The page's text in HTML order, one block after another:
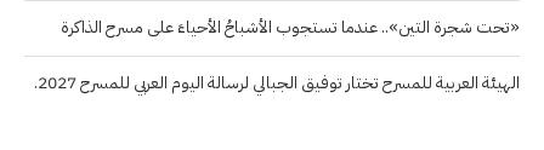
«تحت شجرة التين».. عندما تستجوب الأشباحُ الأحياءَ على مسرح الذاكرة
الهيئة العربية للمسرح تختار توفيق الجبالي لرسالة اليوم العربي للمسرح 2027.